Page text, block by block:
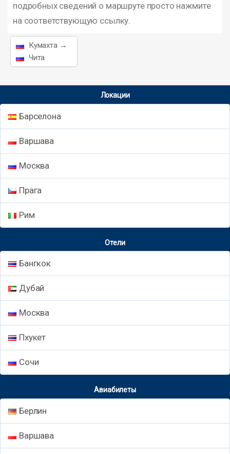
подробных сведений о маршруте просто нажмите
на соответствующую ссылку.
Кумахта →
Чита
Локации
Барселона
Варшава
Москва
Прага
Рим
Отели
Бангкок
Дубай
Москва
Пхукет
Сочи
Авиабилеты
Берлин
Варшава